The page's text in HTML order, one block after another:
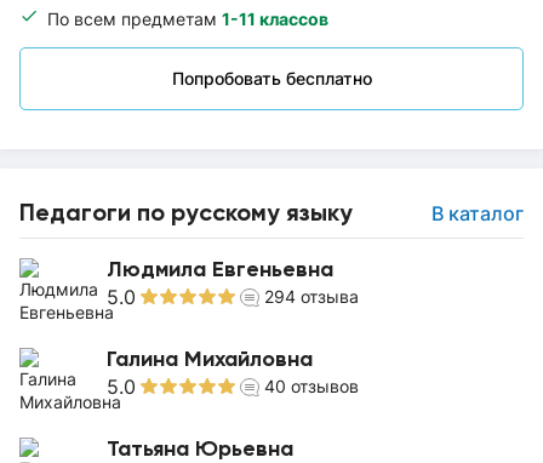
По всем предметам 1-11 классов
Попробовать бесплатно
Педагоги по русскому языку В каталог
Людмила Евгеньевна
5.0 294 отзыва
Галина Михайловна
5.0 40 отзывов
Татьяна Юрьевна